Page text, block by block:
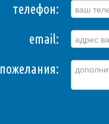
телефон:
email:
пожелания: